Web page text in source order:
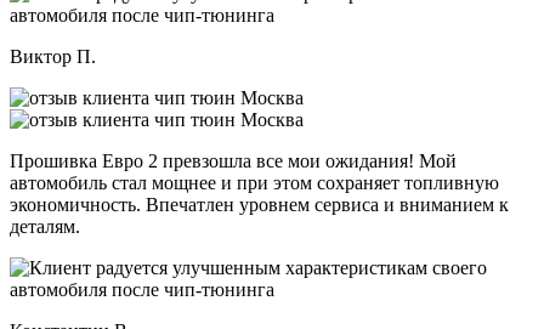
Виктор П.
Прошивка Евро 2 превзошла все мои ожидания! Мой
автомобиль стал мощнее и при этом сохраняет топливную
экономичность. Впечатлен уровнем сервиса и вниманием к
деталям.